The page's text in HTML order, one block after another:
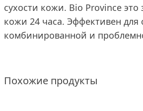
сухости кожи. Bio Province
кожи 24 часа. Эффективен
комбинированной и
Похожие продукты